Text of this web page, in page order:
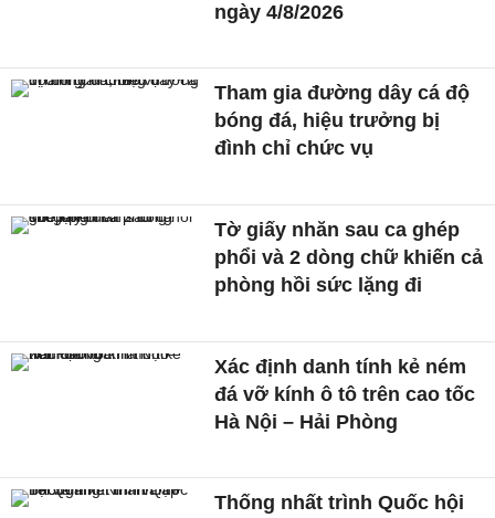
ngày 4/8/2026
Tham gia đường dây cá độ
bóng đá, hiệu trưởng bị
đình chỉ chức vụ
Tờ giấy nhăn sau ca ghép
phổi và 2 dòng chữ khiến cả
phòng hồi sức lặng đi
Xác định danh tính kẻ ném
đá vỡ kính ô tô trên cao tốc
Hà Nội – Hải Phòng
Thống nhất trình Quốc hội